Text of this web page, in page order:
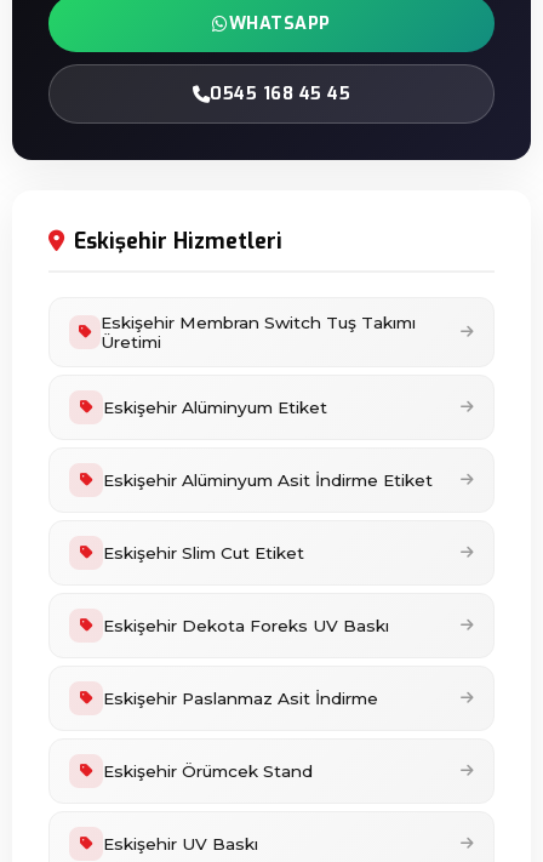
WHATSAPP
0545 168 45 45
Eskişehir Hizmetleri
Eskişehir Membran Switch Tuş Takımı
Üretimi
Eskişehir Alüminyum Etiket
Eskişehir Alüminyum Asit İndirme Etiket
Eskişehir Slim Cut Etiket
Eskişehir Dekota Foreks UV Baskı
Eskişehir Paslanmaz Asit İndirme
Eskişehir Örümcek Stand
Eskişehir UV Baskı